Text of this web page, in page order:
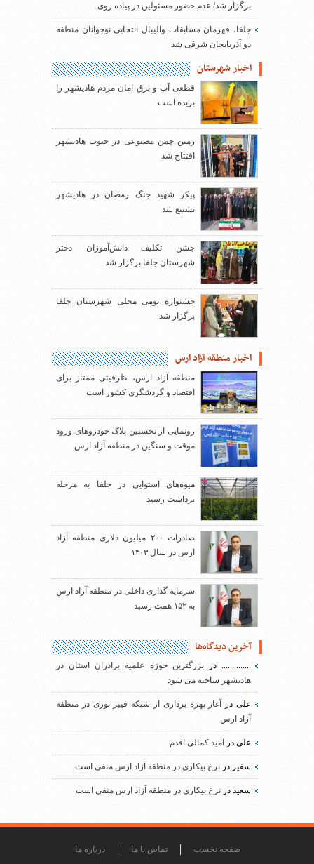
برگزار شد/ عدم حضور مسئولین در پیاده روی
جلفا، قهرمان مسابقات والیبال انتخابی نوجوانان منطقه
دو آذربایجان شرقی شد
اخبار شهرستان
قطعی آب و برق امان مردم هادیشهر را
بریده است
زمین چمن مصنوعی در جنوب هادیشهر
افتتاح شد
پیکر شهید جنگ رمضان در هادیشهر
تشییع شد
جشن تکلیف دانش‌آموزان دختر
شهرستان جلفا برگزار شد
جشنواره بومی محلی شهرستان جلفا
برگزار شد
اخبار منطقه آزاد ارس
منطقه آزاد ارس، ظرفیتی ممتاز برای
اقتصاد و گردشگری کشور است
رونمایی از نخستین پلاک خودروهای ورود
موقت و سنگین در منطقه آزاد ارس
میوه‌های استوایی در جلفا به مرحله
برداشت رسید
صادرات ۲۰۰ میلیون دلاری منطقه آزاد
ارس در سال ۱۴۰۳
سرمایه گذاری داخلی در منطقه آزاد ارس
به ۱۵۲ همت رسید
آخرین دیدگاه‌ها
..............دربزرگترین حوزه علمیه برادران استان در
هادیشهر ساخته می شود
علیدر
آغاز بهره برداری از شبکه فیبر نوری در منطقه
آزاد ارس
علی در امید کمالی اقدم
سفیر در نرخ بیکاری در منطقه آزاد ارس منفی است
سعید در نرخ بیکاری در منطقه آزاد ارس منفی است
صفحه نخست تماس با ما درباره ما